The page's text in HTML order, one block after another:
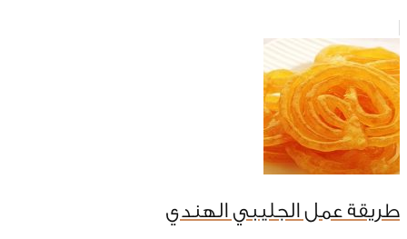
طريقة عمل الجليبي الهندي